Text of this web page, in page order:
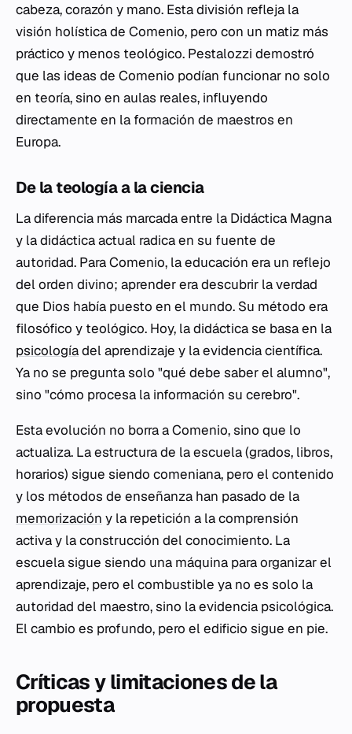
cabeza, corazón y mano. Esta división refleja la
visión holística de Comenio, pero con un matiz más
práctico y menos teológico. Pestalozzi demostró
que las ideas de Comenio podían funcionar no solo
en teoría, sino en aulas reales, influyendo
directamente en la formación de maestros en
Europa.
De la teología a la ciencia
La diferencia más marcada entre la Didáctica Magna
y la didáctica actual radica en su fuente de
autoridad. Para Comenio, la educación era un reflejo
del orden divino; aprender era descubrir la verdad
que Dios había puesto en el mundo. Su método era
filosófico y teológico. Hoy, la didáctica se basa en la
psicologíadel aprendizaje y la evidencia científica.
Ya no se pregunta solo "qué debe saber el alumno",
sino "cómo procesa la información su cerebro".
Esta evolución no borra a Comenio, sino que lo
actualiza. La estructura de la escuela (grados, libros,
horarios) sigue siendo comeniana, pero el contenido
y los métodos de enseñanza han pasado de la
memorización y la repetición a la comprensión
activa y la construcción del conocimiento. La
escuela sigue siendo una máquina para organizar el
aprendizaje, pero el combustible ya no es solo la
autoridad del maestro, sino la evidencia psicológica.
El cambio es profundo, pero el edificio sigue en pie.
Críticas y limitaciones de la
propuesta